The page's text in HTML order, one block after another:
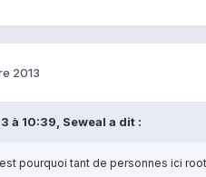
2013
à 10:39, Seweal a dit :
pourquoi tant de personnes ici